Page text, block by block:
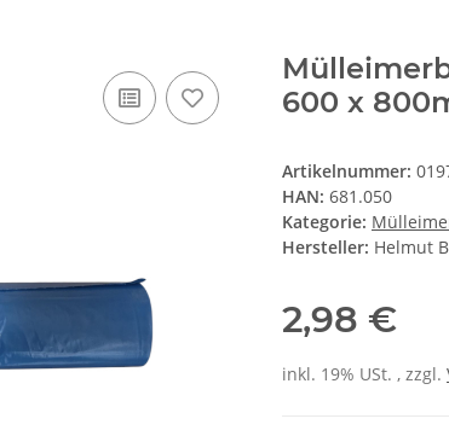
600 x
Artikelnummer:
HAN: 681.050
Kategorie:
Hersteller: Helmut
2,98 €
inkl. 19% USt. , zzgl.